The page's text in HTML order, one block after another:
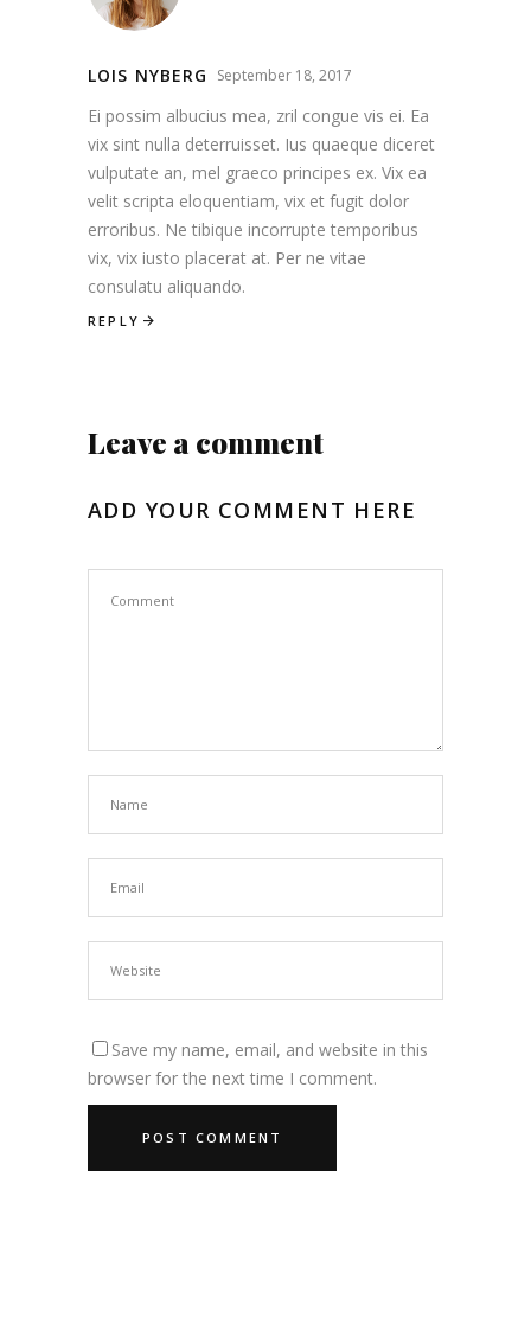
LOIS NYBERG September 18, 2017
Ei possim albucius mea, zril congue vis ei. Ea
vix sint nulla deterruisset. Ius quaeque diceret
vulputate an, mel graeco principes ex. Vix ea
velit scripta eloquentiam, vix et fugit dolor
erroribus. Ne tibique incorrupte temporibus
vix, vix iusto placerat at. Per ne vitae
consulatu aliquando.
REPLY
Leave a comment
ADD YOUR COMMENT HERE
Save my name, email, and website in this
browser for the next time I comment.